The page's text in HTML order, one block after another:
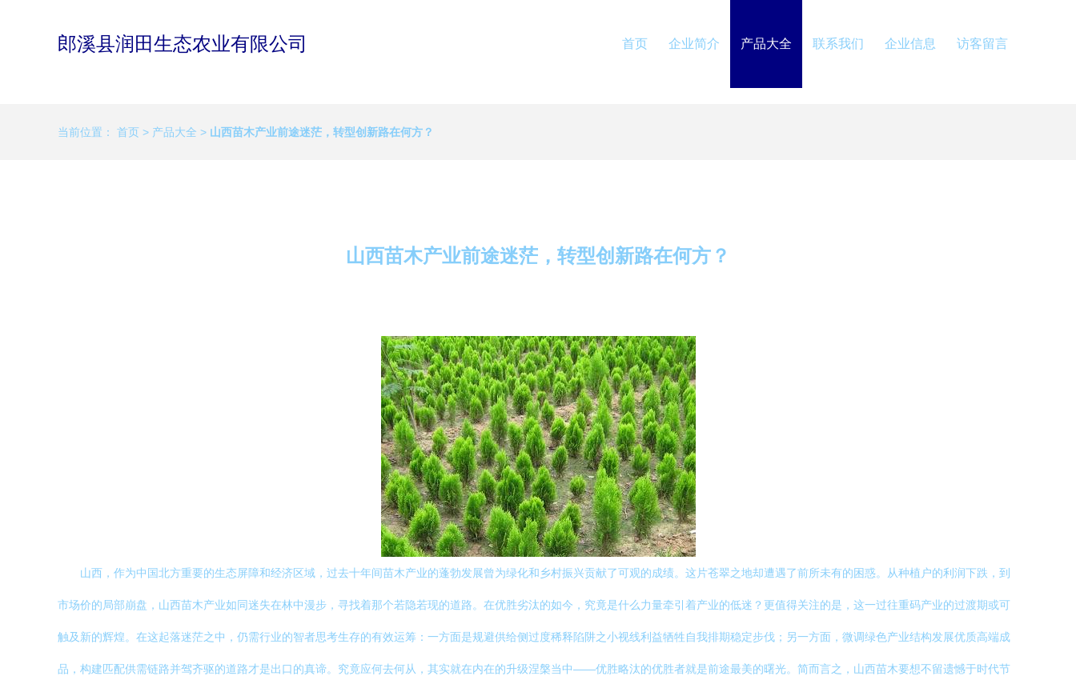
郎溪县润田生态农业有限公司 首页 企业简介 产品大全 联系我们 企业信息 访客留言
当前位置： 首页 > 产品大全 > 山西苗木产业前途迷茫，转型创新路在何方？
山西苗木产业前途迷茫，转型创新路在何方？
山西，作为中国北方重要的生态屏障和经济区域，过去十年间苗木产业的蓬勃发展曾为绿化和乡村振兴贡献了可观的成绩。这片苍翠之地却遭遇了前所未有的困惑。从种植户的利润下跌，到
市场价的局部崩盘，山西苗木产业如同迷失在林中漫步，寻找着那个若隐若现的道路。在优胜劣汰的如今，究竟是什么力量牵引着产业的低迷？更值得关注的是，这一过往重码产业的过渡期或可
触及新的辉煌。在这起落迷茫之中，仍需行业的智者思考生存的有效运筹：一方面是规避供给侧过度稀释陷阱之小视线利益牺牲自我排期稳定步伐；另一方面，微调绿色产业结构发展优质高端成
品，构建匹配供需链路并驾齐驱的道路才是出口的真谛。究竟应何去何从，其实就在内在的升级涅槃当中——优胜略汰的优胜者就是前途最美的曙光。简而言之，山西苗木要想不留遗憾于时代节